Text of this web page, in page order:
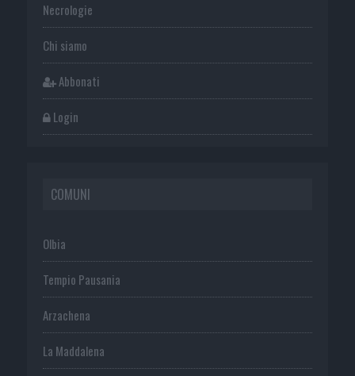
Necrologie
Chi siamo
Abbonati
Login
COMUNI
Olbia
Tempio Pausania
Arzachena
La Maddalena